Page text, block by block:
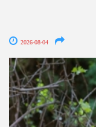
2026-08-04